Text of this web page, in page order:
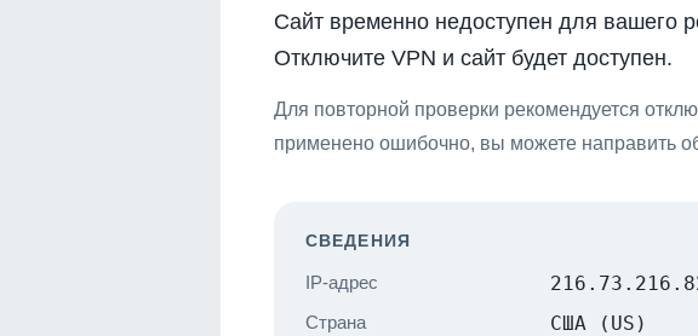
Сайт временно недоступен для вашего
Отключите VPN и сайт будет доступен.
Для повторной проверки рекомендуется
применено ошибочно, вы можете направить
СВЕДЕНИЯ
IP-адрес
Страна США (US)